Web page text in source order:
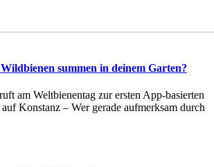
summen in deinem Garten?
am Weltbienentag zur ersten App-basierten
Konstanz – Wer gerade aufmerksam durch